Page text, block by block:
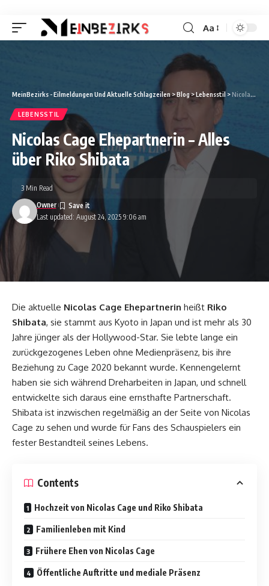
Font
Aa
MeinBezirks - Eilmeldungen Und Aktuelle Schlagzeilen>Blog>Lebensstil >Nicolas Cage Ehepartnerin – Alles über Riko Shibata
LEBENSSTIL
Nicolas Cage Ehepartnerin – Alles
über Riko Shibata
Last updated: August 24, 2025 9:06 am
Owner
3 Min Read
Die aktuelle Nicolas Cage Ehepartnerin heißt Riko
Shibata, sie stammt aus Kyoto in Japan und ist mehr als 30
Jahre jünger als der Hollywood-Star. Sie lebte lange ein
zurückgezogenes Leben ohne Medienpräsenz, bis ihre
Beziehung zu Cage 2020 bekannt wurde. Kennengelernt
haben sie sich während Dreharbeiten in Japan, und schnell
entwickelte sich daraus eine ernsthafte Partnerschaft.
Shibata ist inzwischen regelmäßig an der Seite von Nicolas
Cage zu sehen und wurde für Fans des Schauspielers ein
fester Bestandteil seines Lebens.
Contents
Hochzeit von Nicolas Cage und Riko Shibata
Familienleben mit Kind
Frühere Ehen von Nicolas Cage
Öffentliche Auftritte und mediale Präsenz